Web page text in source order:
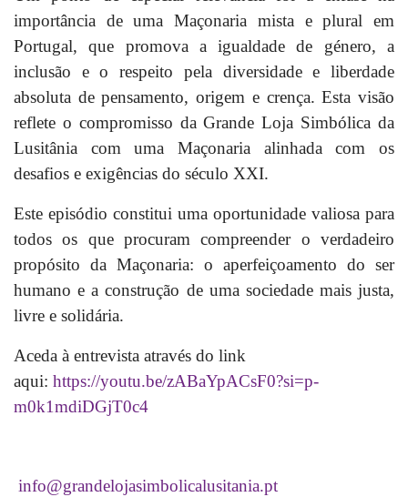
importância de uma Maçonaria mista e plural em
Portugal, que promova a igualdade de género, a
inclusão e o respeito pela diversidade e liberdade
absoluta de pensamento, origem e crença. Esta visão
reflete o compromisso da Grande Loja Simbólica da
Lusitânia com uma Maçonaria alinhada com os
desafios e exigências do século XXI.
Este episódio constitui uma oportunidade valiosa para
todos os que procuram compreender o verdadeiro
propósito da Maçonaria: o aperfeiçoamento do ser
humano e a construção de uma sociedade mais justa,
livre e solidária.
Aceda à entrevista através do link
aqui: https://youtu.be/zABaYpACsF0?si=p-
m0k1mdiDGjT0c4
info@grandelojasimbolicalusitania.pt